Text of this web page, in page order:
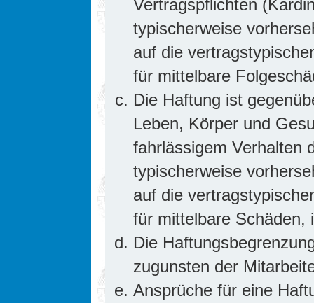
Vertragspflichten
typischerweise
auf die
für mittelbare
Die Haftung ist
Leben, Körper und
fahrlässigem Verhalten
typischerweise
auf die
für mittelbare Schäden,
Die
zugunsten der
Ansprüche für eine